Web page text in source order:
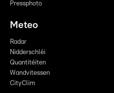
Pressphoto
Meteo
Radar
Nidderschléi
Quantitéiten
Wandvitessen
CityClim